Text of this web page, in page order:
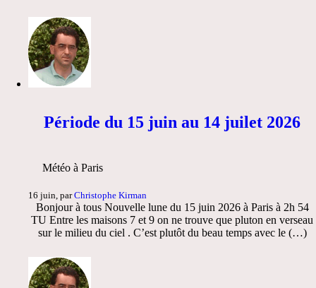
Période du 15 juin au 14 juilet 2026
Météo à Paris
16 juin, parChristophe Kirman
Bonjour à tous Nouvelle lune du 15 juin 2026 à Paris à 2h 54
TU Entre les maisons 7 et 9 on ne trouve que pluton en verseau
sur le milieu du ciel . C’est plutôt du beau temps avec le (…)